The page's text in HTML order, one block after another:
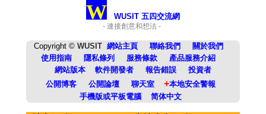
W WUSIT 五四交流網
- 連接創意和想法 -
Copyright © WUSIT 網站主頁 聯絡我們
關於我們
使用指南
隱私條列 服務條款
產品服務介紹
網站版本
軟件開發者 報告錯誤
投資者
公開博客
公開論壇 聊天室 +本地安全警報
手機版或平板電腦
简体中文